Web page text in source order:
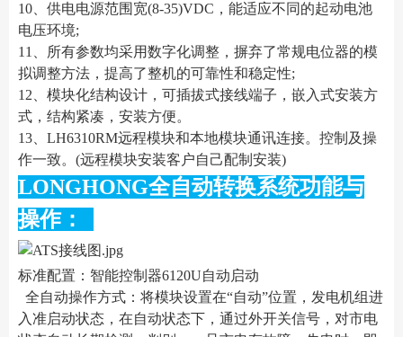
10、供电电源范围宽(8-35)VDC，能适应不同的起动电池
电压环境;
11、所有参数均采用数字化调整，摒弃了常规电位器的模
拟调整方法，提高了整机的可靠性和稳定性;
12、模块化结构设计，可插拔式接线端子，嵌入式安装方
式，结构紧凑，安装方便。
13、LH6310RM远程模块和本地模块通讯连接。控制及操
作一致。(远程模块安装客户自己配制安装)
LONGHONG全自动转换系统功能与
操作：
标准配置：智能控制器6120U自动启动
全自动操作方式：将模块设置在“自动”位置，发电机组进
入准启动状态，在自动状态下，通过外开关信号，对市电